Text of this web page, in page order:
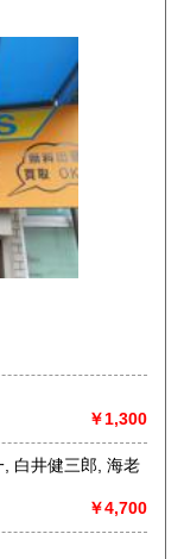
、レコード、
の買い取りがで
す。
、レコード、
￥1,300
￥4,700